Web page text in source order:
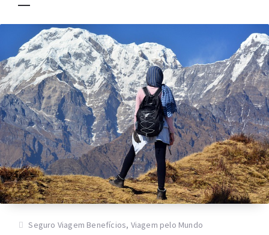
Seguro Viagem Benefícios, Viagem pelo Mundo